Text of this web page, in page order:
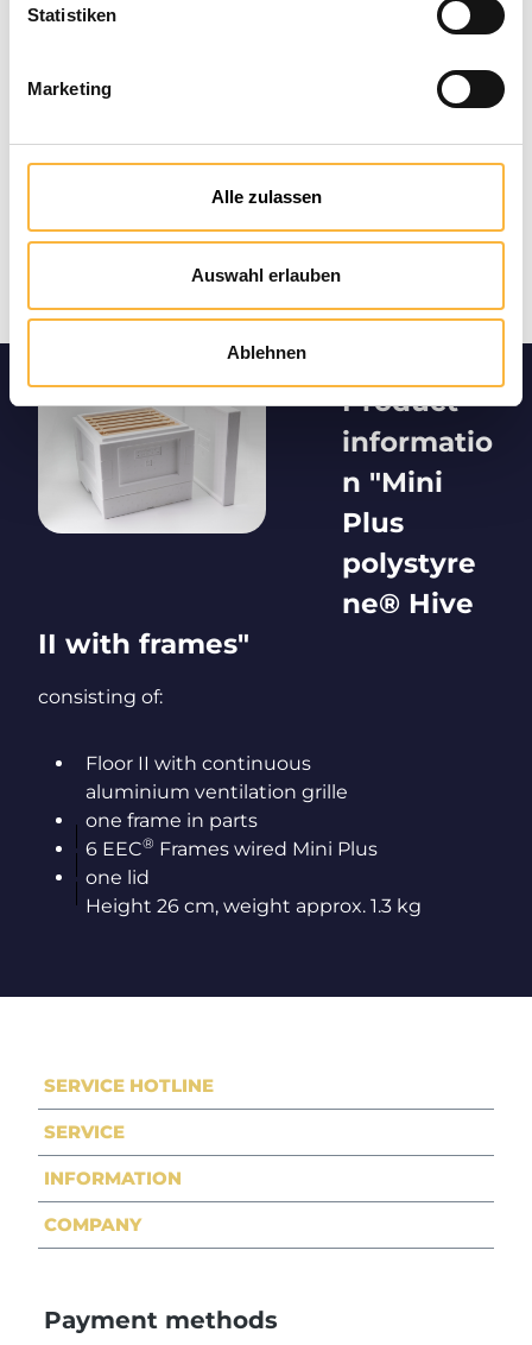
Statistiken
Marketing
Alle zulassen
Auswahl erlauben
Ablehnen
Product
informatio
n "Mini
Plus
polystyre
ne® Hive
II with frames"
consisting of:
Floor II with continuous
aluminium ventilation grille
one frame in parts
6 EEC® Frames wired Mini Plus
one lid
Height 26 cm, weight approx. 1.3 kg
SERVICE HOTLINE
SERVICE
INFORMATION
COMPANY
Payment methods